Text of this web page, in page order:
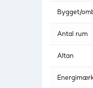
Bygget/
Antal rum
Altan